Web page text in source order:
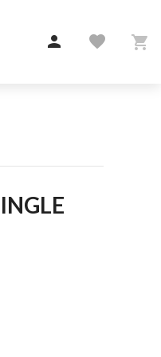
 favorite 